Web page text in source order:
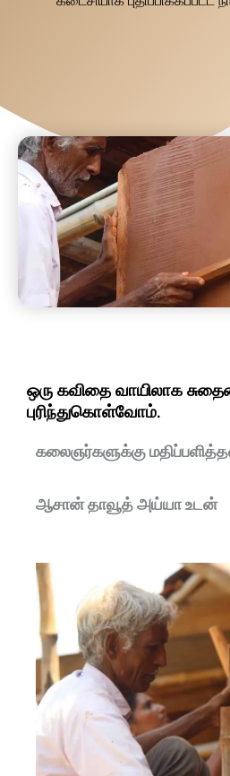
ஒரு கவிதை வாயிலாக
புரிந்துகொள்வோம்.
கலைஞர்களுக்கு
ஆசான் தாவூத் அய்யா உடன்